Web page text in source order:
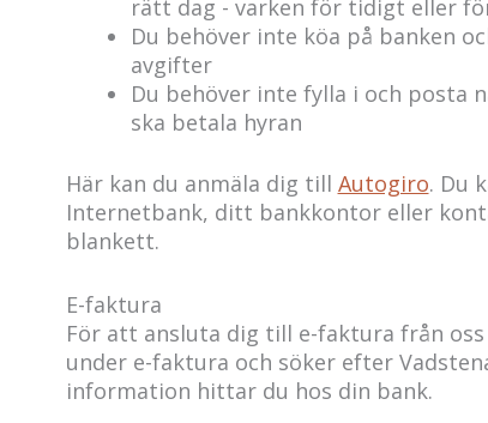
rätt dag - varken för tidigt eller
Du behöver inte köa på banken
avgifter
Du behöver inte fylla i och posta
ska betala hyran
Här kan du anmäla dig till Autogiro. Du
Internetbank, ditt bankkontor eller
blankett.
E-faktura
För att ansluta dig till e-faktura från
under e-faktura och söker efter
information hittar du hos din bank.